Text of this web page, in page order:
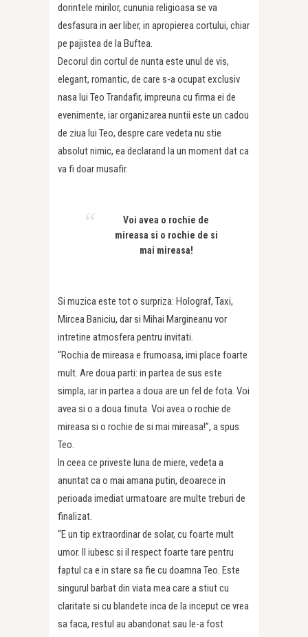
dorintele mirilor, cununia religioasa se va
desfasura in aer liber, in apropierea cortului, chiar
pe pajistea de la Buftea.
Decorul din cortul de nunta este unul de vis,
elegant, romantic, de care s-a ocupat exclusiv
nasa lui Teo Trandafir, impreuna cu firma ei de
evenimente, iar organizarea nuntii este un cadou
de ziua lui Teo, despre care vedeta nu stie
absolut nimic, ea declarand la un moment dat ca
va fi doar musafir.
Voi avea o rochie de
mireasa si o rochie de si
mai mireasa!
Si muzica este tot o surpriza: Holograf, Taxi,
Mircea Baniciu, dar si Mihai Margineanu vor
intretine atmosfera pentru invitati.
“Rochia de mireasa e frumoasa, imi place foarte
mult. Are doua parti: in partea de sus este
simpla, iar in partea a doua are un fel de fota. Voi
avea si o a doua tinuta. Voi avea o rochie de
mireasa si o rochie de si mai mireasa!”, a spus
Teo.
In ceea ce priveste luna de miere, vedeta a
anuntat ca o mai amana putin, deoarece in
perioada imediat urmatoare are multe treburi de
finalizat.
“E un tip extraordinar de solar, cu foarte mult
umor. Il iubesc si il respect foarte tare pentru
faptul ca e in stare sa fie cu doamna Teo. Este
singurul barbat din viata mea care a stiut cu
claritate si cu blandete inca de la inceput ce vrea
sa faca, restul au abandonat sau le-a fost